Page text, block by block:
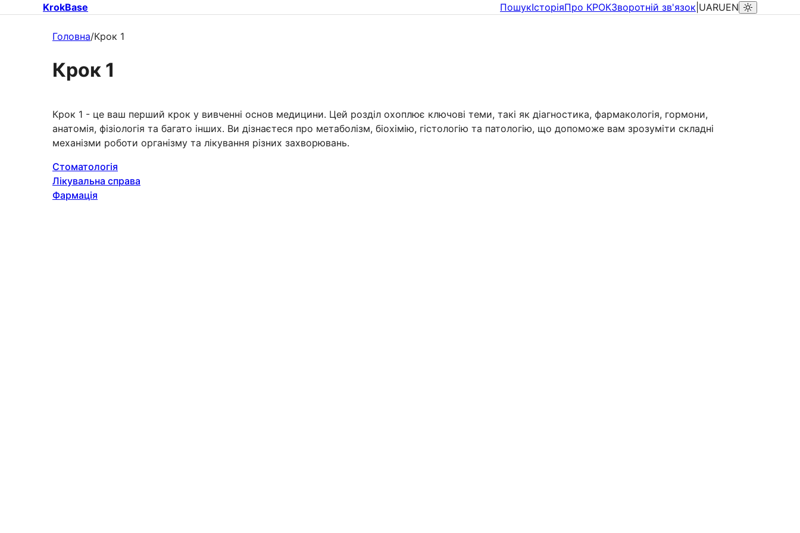
KrokBase ПошукІсторіяПро КРОКЗворотній зв'язок UARUEN
Головна/Крок 1
Крок 1
Крок 1 - це ваш перший крок у вивченні основ медицини. Цей розділ охоплює ключові теми, такі як діагностика, фармакологія, гормони,
анатомія, фізіологія та багато інших. Ви дізнаєтеся про метаболізм, біохімію, гістологію та патологію, що допоможе вам зрозуміти складні
механізми роботи організму та лікування різних захворювань.
Стоматологія
Лікувальна справа
Фармація